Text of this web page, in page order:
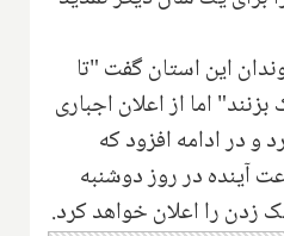
این استان گفت "تا
اما از اعلان اجباری
در ادامه افزود که
آینده در روز دوشنبه
را اعلان خواهد کرد.